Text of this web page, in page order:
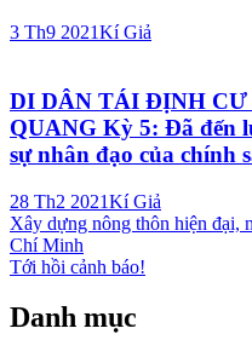
3 Th9 2021Kí Giả
DI DÂN TÁI ĐỊNH
QUANG Kỳ 5: Đã đến
sự nhân đạo của chính
28 Th2 2021Kí Giả
Điều
hướng
viết
Xây dựng nông thôn hiện đại,
Chí Minh
Tới hồi cảnh báo!
Danh mục